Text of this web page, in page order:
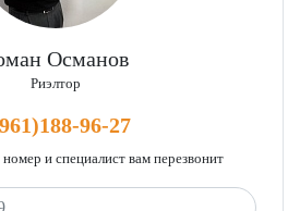
Османов
Риэлтор
96-27
и специалист вам перезвонит